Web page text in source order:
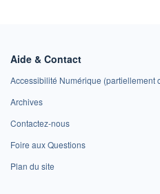
Aide & Contact
Accessibilité Numérique (partiellement
Archives
Contactez-nous
Foire aux Questions
Plan du site